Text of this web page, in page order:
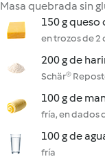
Masa quebrada sin
150 g
en trozos de 2
200 g de
Schär®
100 g de
fría, en dados
100 g de
fría